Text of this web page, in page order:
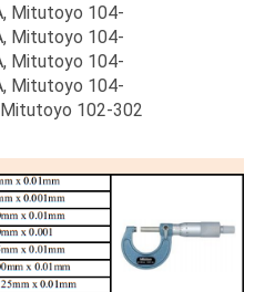
Mitutoyo 104-
Mitutoyo 104-
Mitutoyo 104-
Mitutoyo 104-
102-302